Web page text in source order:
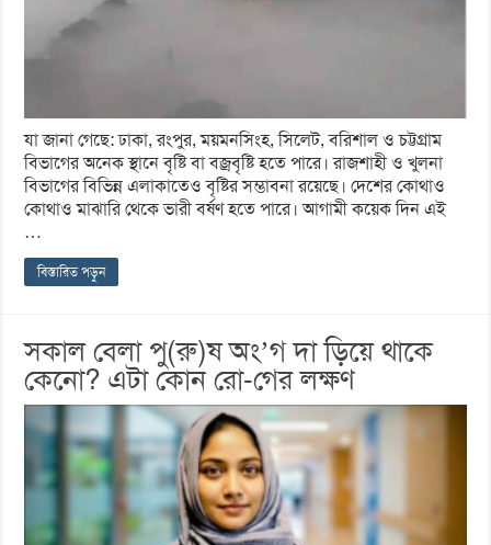
যা জানা গেছে: ঢাকা, রংপুর, ময়মনসিংহ, সিলেট, বরিশাল ও চট্টগ্রাম
বিভাগের অনেক স্থানে বৃষ্টি বা বজ্রবৃষ্টি হতে পারে। রাজশাহী ও খুলনা
বিভাগের বিভিন্ন এলাকাতেও বৃষ্টির সম্ভাবনা রয়েছে। দেশের কোথাও
কোথাও মাঝারি থেকে ভারী বর্ষণ হতে পারে। আগামী কয়েক দিন এই
…
বিস্তারিত পড়ুন
সকাল বেলা পু(রু)ষ অং’গ দা ড়িয়ে থাকে
কেনো? এটা কোন রো-গের লক্ষণ